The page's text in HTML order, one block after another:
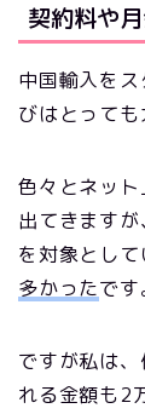
契約料や
中国輸入を
びはとっても
色々とネッ
出てきます
を対象として
多かったです
ですが私は
れる金額も2